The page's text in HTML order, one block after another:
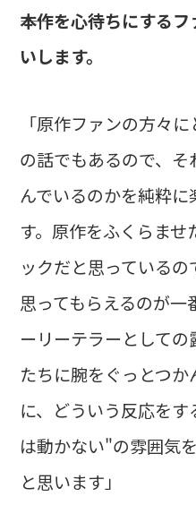
――本作を心待ちにする
いします。
「原作ファンの方々
の話でもあるので、
んでいるのかを純粋
す。原作をふくらま
ックだと思っている
思ってもらえるのが一
ーリーテラーとして
たちに腕をぐっとつ
に、どういう反応をす
は動かない"の雰囲気
と思います」